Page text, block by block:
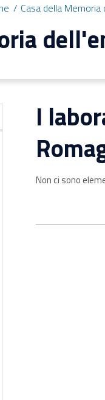
Casa della
I
Non ci sono